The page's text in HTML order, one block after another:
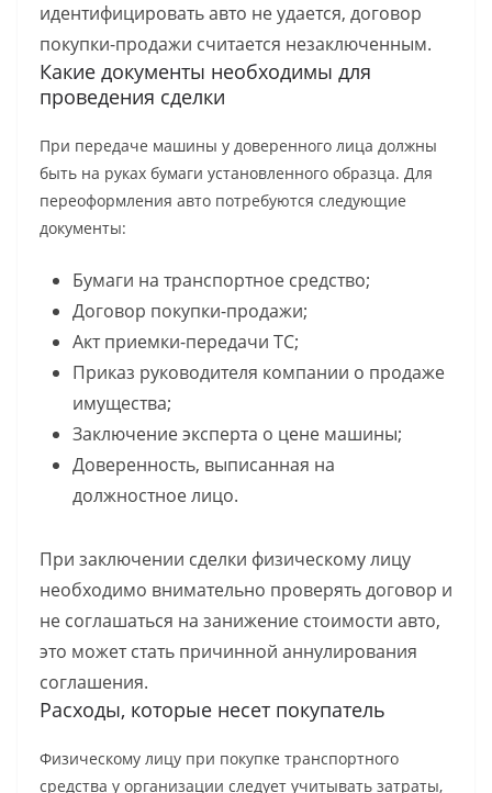
идентифицировать авто не удается, договор
покупки-продажи считается незаключенным.
Какие документы необходимы для
проведения сделки
При передаче машины у доверенного лица должны
быть на руках бумаги установленного образца. Для
переоформления авто потребуются следующие
документы:
Бумаги на транспортное средство;
Договор покупки-продажи;
Акт приемки-передачи ТС;
Приказ руководителя компании о продаже
имущества;
Заключение эксперта о цене машины;
Доверенность, выписанная на
должностное лицо.
При заключении сделки физическому лицу
необходимо внимательно проверять договор и
не соглашаться на занижение стоимости авто,
это может стать причинной аннулирования
соглашения.
Расходы, которые несет покупатель
Физическому лицу при покупке транспортного
средства у организации следует учитывать затраты,